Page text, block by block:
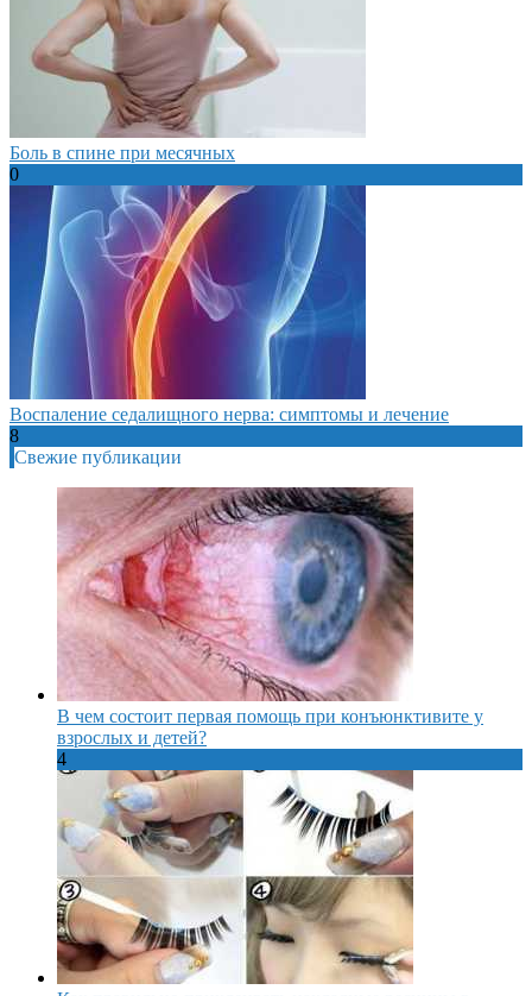
Боль в спине при месячных
0
Воспаление седалищного нерва: симптомы и лечение
8
Свежие публикации
В чем состоит первая помощь при конъюнктивите у
взрослых и детей?
4